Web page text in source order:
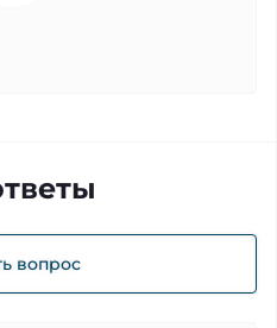
вопрос